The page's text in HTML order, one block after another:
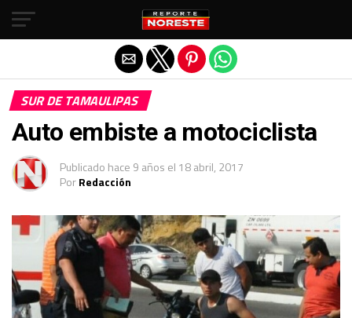
SUR DE TAMAULIPAS
Auto embiste a motociclista
Publicado hace 9 años el 18 abril, 2017
PorRedacción
Salir de la versión móvil